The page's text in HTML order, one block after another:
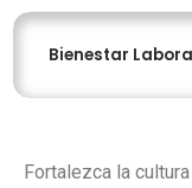
Bienestar
Fortalezca la